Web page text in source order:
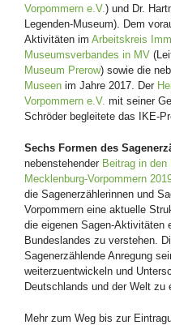
Vorpommern e.V. ) und Dr.
Legenden-Museum). Dem
Aktivitäten im Arbeitskreis
Museumsverbandes in MV
Museum Prerow) sowie die
Museen im Jahre 2017. Der
Vorpommern e.V. mit seiner
Schröder begleitete das IKE-
Sechs Formen des
nebenstehender Beitrag in
Mecklenburg-Vorpommern
die Sagenerzählerinnen und
Vorpommern eine aktuelle
die eigenen Sagen-Aktivitäten
Bundeslandes zu verstehen.
Sagenerzählende Anregung
weiterzuentwickeln und
Deutschlands und der Welt zu
Mehr zum Weg bis zur